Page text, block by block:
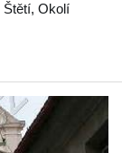
Štětí, Okolí